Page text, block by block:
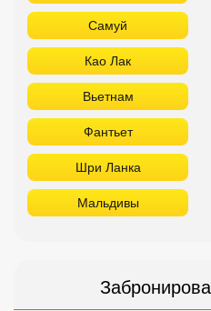
Самуй
Као Лак
Вьетнам
Фантьет
Шри Ланка
Мальдивы